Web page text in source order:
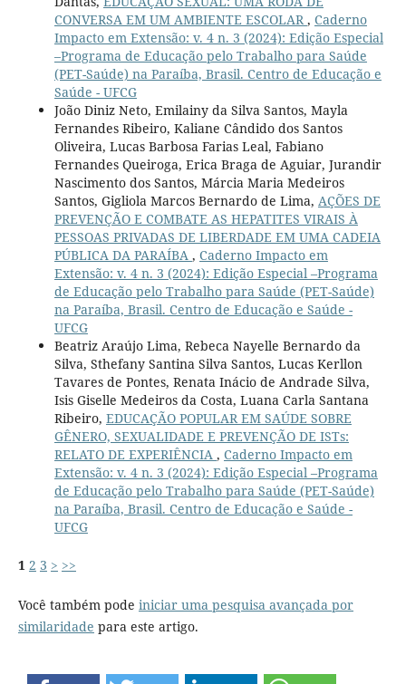
CONVERSA EM UM AMBIENTE ESCOLAR, Caderno
Impacto em Extensão: v. 4 n. 3 (2024): Edição Especial
–Programa de Educação pelo Trabalho para Saúde
(PET-Saúde) na Paraíba, Brasil. Centro de Educação e
Saúde - UFCG
João Diniz Neto, Emilainy da Silva Santos, Mayla
Fernandes Ribeiro, Kaliane Cândido dos Santos
Oliveira, Lucas Barbosa Farias Leal, Fabiano
Fernandes Queiroga, Erica Braga de Aguiar, Jurandir
Nascimento dos Santos, Márcia Maria Medeiros
Santos, Gigliola Marcos Bernardo de Lima, AÇÕES DE
PREVENÇÃO E COMBATE AS HEPATITES VIRAIS À
PESSOAS PRIVADAS DE LIBERDADE EM UMA CADEIA
PÚBLICA DA PARAÍBA , Caderno Impacto em
Extensão: v. 4 n. 3 (2024): Edição Especial –Programa
de Educação pelo Trabalho para Saúde (PET-Saúde)
na Paraíba, Brasil. Centro de Educação e Saúde -
UFCG
Beatriz Araújo Lima, Rebeca Nayelle Bernardo da
Silva, Sthefany Santina Silva Santos, Lucas Kerllon
Tavares de Pontes, Renata Inácio de Andrade Silva,
Isis Giselle Medeiros da Costa, Luana Carla Santana
Ribeiro, EDUCAÇÃO POPULAR EM SAÚDE SOBRE
GÊNERO, SEXUALIDADE E PREVENÇÃO DE ISTs:
RELATO DE EXPERIÊNCIA , Caderno Impacto em
Extensão: v. 4 n. 3 (2024): Edição Especial –Programa
de Educação pelo Trabalho para Saúde (PET-Saúde)
na Paraíba, Brasil. Centro de Educação e Saúde -
UFCG
1 2 3 > >>
Você também pode iniciar uma pesquisa avançada por
similaridade para este artigo.